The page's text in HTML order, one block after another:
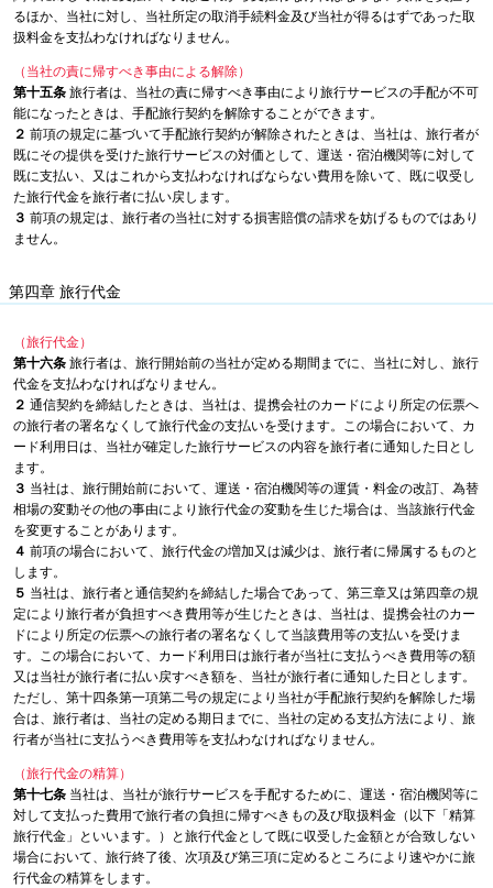
るほか、当社に対し、当社所定の取消手続料金及び当社が得るはずであった取
扱料金を支払わなければなりません。
（当社の責に帰すべき事由による解除）
第十五条 旅行者は、当社の責に帰すべき事由により旅行サービスの手配が不可
能になったときは、手配旅行契約を解除することができます。
２ 前項の規定に基づいて手配旅行契約が解除されたときは、当社は、旅行者が
既にその提供を受けた旅行サービスの対価として、運送・宿泊機関等に対して
既に支払い、又はこれから支払わなければならない費用を除いて、既に収受し
た旅行代金を旅行者に払い戻します。
３ 前項の規定は、旅行者の当社に対する損害賠償の請求を妨げるものではあり
ません。
第四章 旅行代金
（旅行代金）
第十六条 旅行者は、旅行開始前の当社が定める期間までに、当社に対し、旅行
代金を支払わなければなりません。
２ 通信契約を締結したときは、当社は、提携会社のカードにより所定の伝票へ
の旅行者の署名なくして旅行代金の支払いを受けます。この場合において、カ
ード利用日は、当社が確定した旅行サービスの内容を旅行者に通知した日とし
ます。
３ 当社は、旅行開始前において、運送・宿泊機関等の運賃・料金の改訂、為替
相場の変動その他の事由により旅行代金の変動を生じた場合は、当該旅行代金
を変更することがあります。
４ 前項の場合において、旅行代金の増加又は減少は、旅行者に帰属するものと
します。
５ 当社は、旅行者と通信契約を締結した場合であって、第三章又は第四章の規
定により旅行者が負担すべき費用等が生じたときは、当社は、提携会社のカー
ドにより所定の伝票への旅行者の署名なくして当該費用等の支払いを受けま
す。この場合において、カード利用日は旅行者が当社に支払うべき費用等の額
又は当社が旅行者に払い戻すべき額を、当社が旅行者に通知した日とします。
ただし、第十四条第一項第二号の規定により当社が手配旅行契約を解除した場
合は、旅行者は、当社の定める期日までに、当社の定める支払方法により、旅
行者が当社に支払うべき費用等を支払わなければなりません。
（旅行代金の精算）
第十七条 当社は、当社が旅行サービスを手配するために、運送・宿泊機関等に
対して支払った費用で旅行者の負担に帰すべきもの及び取扱料金（以下「精算
旅行代金」といいます。）と旅行代金として既に収受した金額とが合致しない
場合において、旅行終了後、次項及び第三項に定めるところにより速やかに旅
行代金の精算をします。